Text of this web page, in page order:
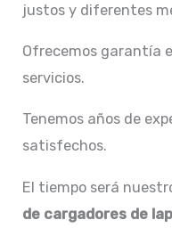
justos y diferentes
Ofrecemos garantía
servicios.
Tenemos años de
satisfechos.
El tiempo será
de cargadores de